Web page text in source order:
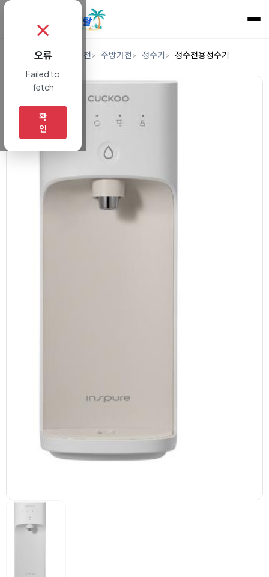
렌탈 디지털/가전 주방가전 정수기 정수전용정수기
✗
오류
Failed to
fetch
확
인